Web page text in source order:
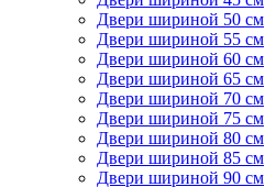
Двери шириной 50 см
Двери шириной 55 см
Двери шириной 60 см
Двери шириной 65 см
Двери шириной 70 см
Двери шириной 75 см
Двери шириной 80 см
Двери шириной 85 см
Двери шириной 90 см